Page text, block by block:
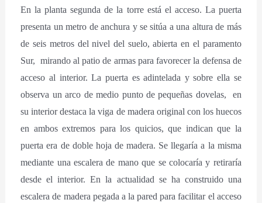
En la planta segunda de la torre está el acceso. La puerta
presenta un metro de anchura y se sitúa a una altura de más
de seis metros del nivel del suelo, abierta en el paramento
Sur, mirando al patio de armas para favorecer la defensa de
acceso al interior. La puerta es adintelada y sobre ella se
observa un arco de medio punto de pequeñas dovelas, en
su interior destaca la viga de madera original con los huecos
en ambos extremos para los quicios, que indican que la
puerta era de doble hoja de madera. Se llegaría a la misma
mediante una escalera de mano que se colocaría y retiraría
desde el interior. En la actualidad se ha construido una
escalera de madera pegada a la pared para facilitar el acceso